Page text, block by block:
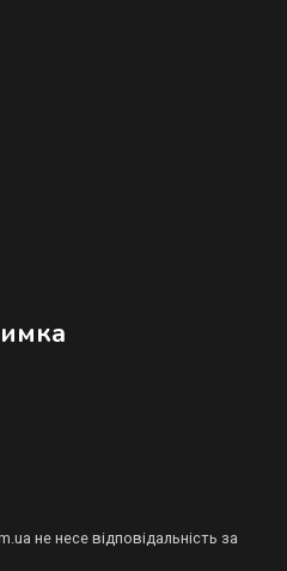
не несе відповідальність за